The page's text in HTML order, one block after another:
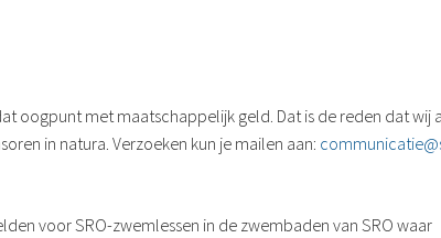
oogpunt met maatschappelijk geld. Dat is de reden dat wij
in natura. Verzoeken kun je mailen aan:
voor SRO-zwemlessen in de zwembaden van SRO waar